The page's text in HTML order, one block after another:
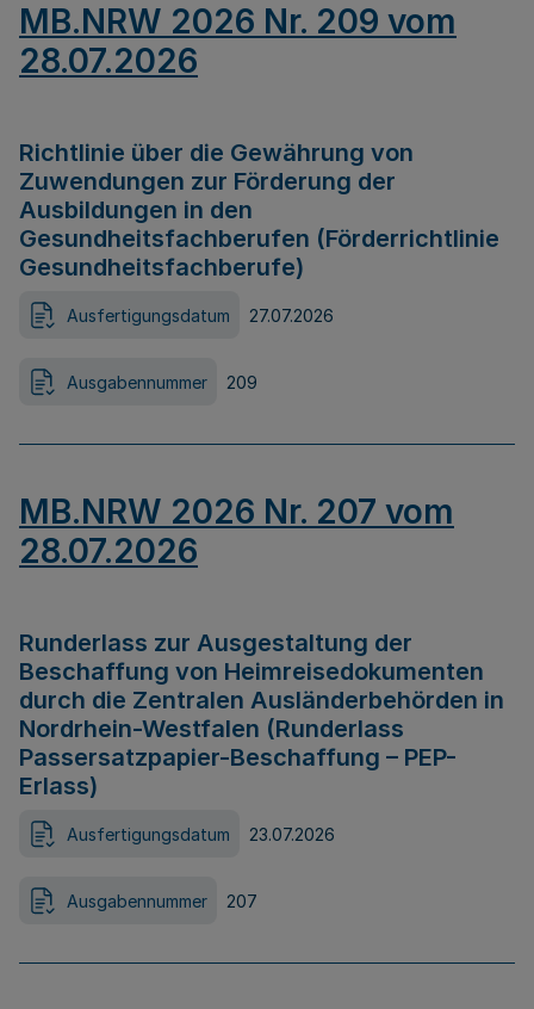
MB.NRW 2026 Nr. 209 vom
28.07.2026
Richtlinie über die Gewährung von
Zuwendungen zur Förderung der
Ausbildungen in den
Gesundheitsfachberufen (Förderrichtlinie
Gesundheitsfachberufe)
Ausfertigungsdatum 27.07.2026
Ausgabennummer 209
MB.NRW 2026 Nr. 207 vom
28.07.2026
Runderlass zur Ausgestaltung der
Beschaffung von Heimreisedokumenten
durch die Zentralen Ausländerbehörden in
Nordrhein-Westfalen (Runderlass
Passersatzpapier-Beschaffung – PEP-
Erlass)
Ausfertigungsdatum 23.07.2026
Ausgabennummer 207